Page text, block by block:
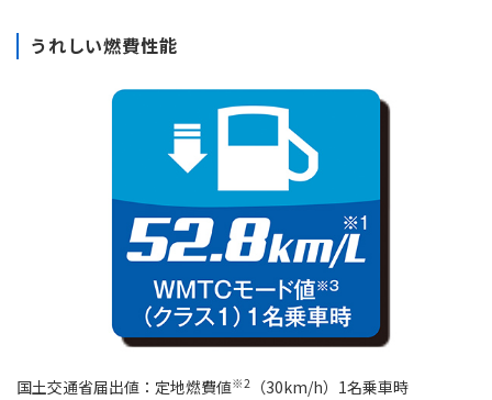
うれしい燃費性能
国土交通省届出値：定地燃費値※2
（30km/h）1名乗車時